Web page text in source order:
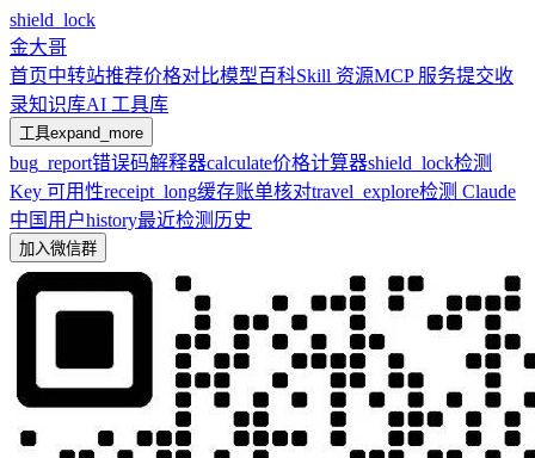
shield_lock
金大哥
首页中转站推荐价格对比模型百科Skill 资源MCP 服务提交收
录知识库AI 工具库
工具expand_more
bug_report错误码解释器calculate价格计算器shield_lock检测
Key 可用性receipt_long缓存账单核对travel_explore检测 Claude
中国用户history最近检测历史
加入微信群